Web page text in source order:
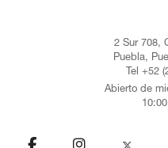
2 Sur 708,
Puebla,
Tel +52
Abierto de